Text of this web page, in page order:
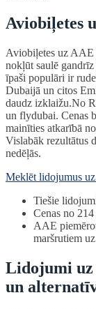
Aviobiļetes
Aviobiļetes uz AAE
nokļūt saulē
īpaši populāri ir
Dubaijā un citos
daudz izklaižu.No
un flydubai. Cenas
mainīties atkarībā
Vislabāk rezultātus
nedēļās.
Meklēt lidojumus
Tiešie
Cenas no
AAE
maršrutiem
Lidojumi uz
un